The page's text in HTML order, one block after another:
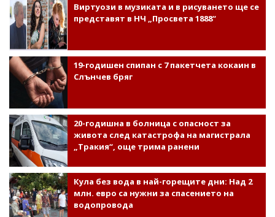
Виртуози в музиката и в рисуването ще се
представят в НЧ „Просвета 1888“
19-годишен спипан с 7 пакетчета кокаин в
Слънчев бряг
20-годишна в болница с опасност за
живота след катастрофа на магистрала
„Тракия“, още трима ранени
Кула без вода в най-горещите дни: Над 2
млн. евро са нужни за спасението на
водопровода